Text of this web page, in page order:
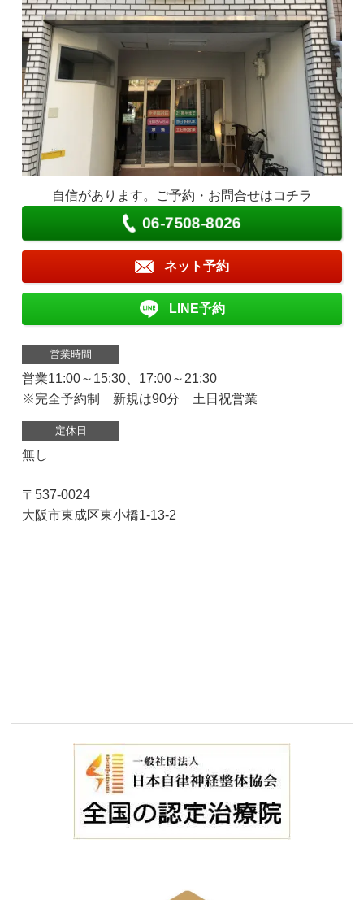
自信があります。ご予約・お問合せはコチラ
06-7508-8026
ネット予約
LINE予約
営業時間
営業11:00～15:30、17:00～21:30
※完全予約制 新規は90分 土日祝営業
定休日
無し
〒537-0024
大阪市東成区東小橋1-13-2